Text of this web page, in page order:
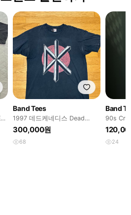
Band Tees
1997 데드케네디스 Dead
kennedys 2xl
300,000원
68
Band
90s
Band
24